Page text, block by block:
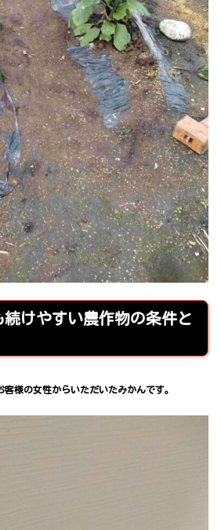
けやすい農作物の条件と
様の女性からいただいたみかんです。